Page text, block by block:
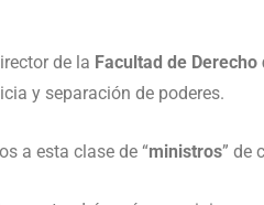
de la Facultad de
y separación de poderes.
a esta clase de “ministros” de